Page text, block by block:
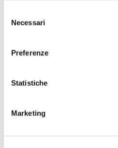
delNecessari
Preferenze
Statistiche
Marketing
sollevamento
Procedura di scelta:
Affidamento ai sensi del
Aggiudicatario Nome: